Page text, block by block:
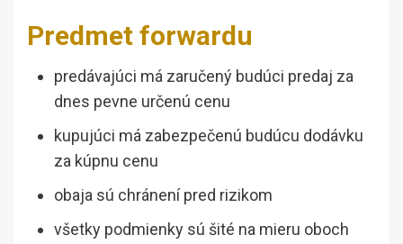
Predmet forwardu
predávajúci má zaručený budúci predaj za
dnes pevne určenú cenu
kupujúci má zabezpečenú budúcu dodávku
za kúpnu cenu
obaja sú chránení pred rizikom
všetky podmienky sú šité na mieru oboch